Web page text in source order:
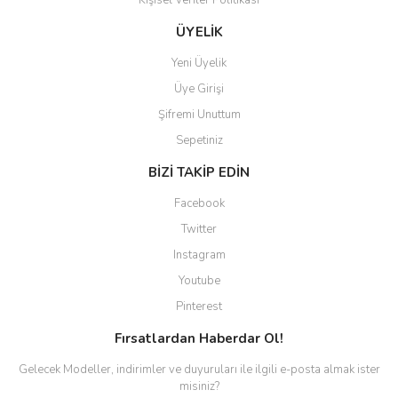
Gönder
ÜYELİK
Yeni Üyelik
Üye Girişi
Şifremi Unuttum
Sepetiniz
BİZİ TAKİP EDİN
Facebook
Twitter
Instagram
Youtube
Pinterest
Fırsatlardan Haberdar Ol!
Gelecek Modeller, indirimler ve duyuruları ile ilgili e-posta almak ister
misiniz?